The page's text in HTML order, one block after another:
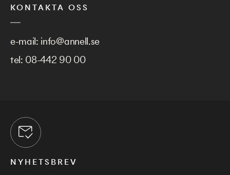
KONTAKTA OSS
e-mail: info@annell.se
tel: 08-442 90 00
NYHETSBREV